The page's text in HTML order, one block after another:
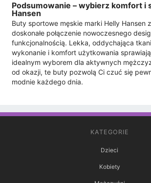
Podsumowanie – wybierz komfort i
Hansen
Buty sportowe męskie marki Helly Hansen
doskonałe połączenie nowoczesnego
funkcjonalnością. Lekka, oddychająca
wykonanie i komfort użytkowania
idealnym wyborem dla aktywnych
od okazji, te buty pozwolą Ci czuć się
modnie każdego dnia.
KATEGORIE
Dzieci
Kobiety